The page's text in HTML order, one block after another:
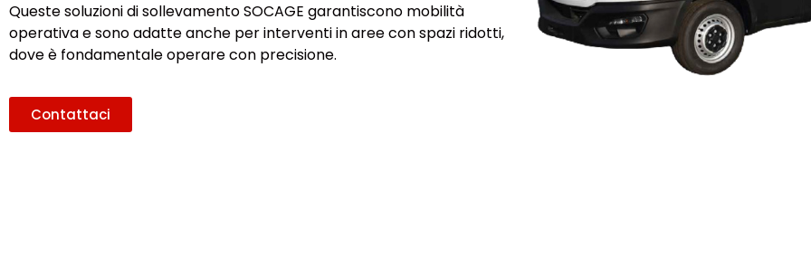
Queste soluzioni di sollevamento SOCAGE garantiscono mobilità
operativa e sono adatte anche per interventi in aree con spazi ridotti,
dove è fondamentale operare con precisione.
Contattaci